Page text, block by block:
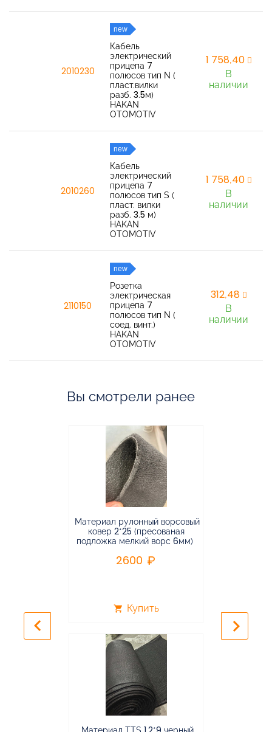
2010230
new
Кабель
электрический
прицепа 7
полюсов тип N (
пласт.вилки
разб. 3.5м)
HAKAN
OTOMOTIV
1 758,40
В
наличии
2010260
new
Кабель
электрический
прицепа 7
полюсов тип S (
пласт. вилки
разб. 3.5 м)
HAKAN
OTOMOTIV
1 758,40
В
наличии
2110150
new
Розетка
электрическая
прицепа 7
полюсов тип N (
соед. винт.)
HAKAN
OTOMOTIV
312,48
В
наличии
Вы смотрели ранее
Материал рулонный ворсовый
ковер 2*25 (пресованая
подложка мелкий ворс 6мм)
2600
shopping_cart Купить
keyboard_arrow_left keyboard_arrow_right